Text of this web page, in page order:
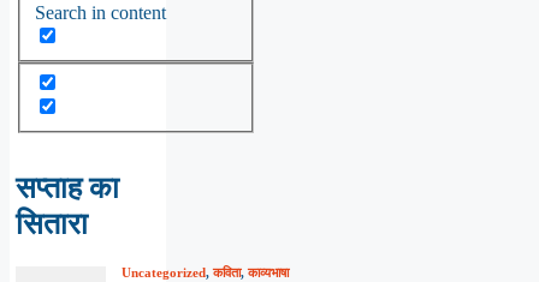
Search in content
सप्ताह का
सितारा
Uncategorized,कविता,काव्यभाषा